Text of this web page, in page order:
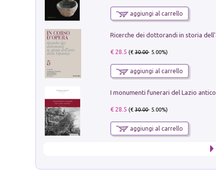
aggiungi al carrello
€ 28.5 (€30.00- 5.00%)
aggiungi al carrello
€ 28.5 (€30.00- 5.00%)
aggiungi al carrello